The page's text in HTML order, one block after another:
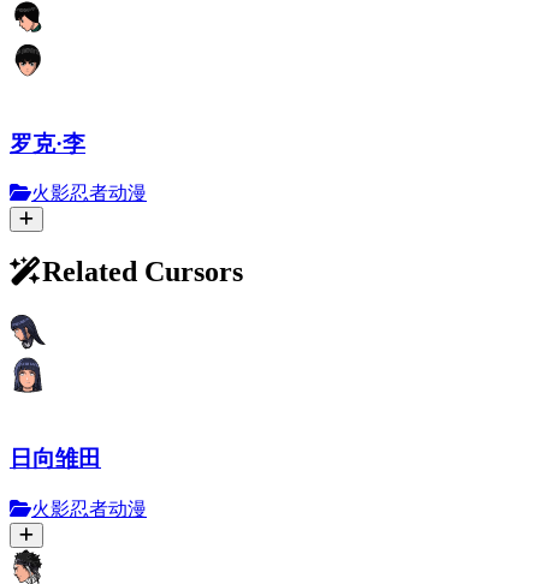
罗克·李
火影忍者动漫
Related Cursors
日向雏田
火影忍者动漫